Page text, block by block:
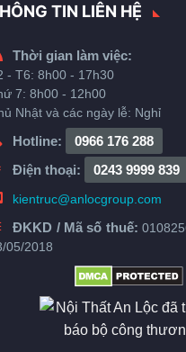
TIN LIÊN HỆ
Thời gian làm việc:
- T6: 8h00 - 17h30
7: 8h00 - 12h00
Nhật và các ngày lễ: Nghỉ
Hotline:
0966 176 288
Điện thoại:
0243 9999 839
kientruc@anlocgroup.com
ĐKKD / Mã số thuế:
05/2018